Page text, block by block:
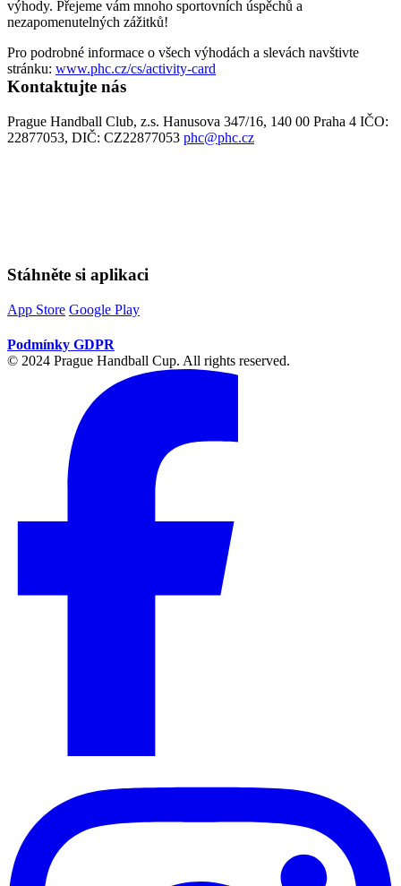
výhody. Přejeme vám mnoho sportovních úspěchů a
nezapomenutelných zážitků!​
Pro podrobné informace o všech výhodách a slevách navštivte
stránku: www.phc.cz/cs/activity-card
Kontaktujte nás
Prague Handball Club, z.s. Hanusova 347/16, 140 00 Praha 4 IČO:
22877053, DIČ: CZ22877053 phc@phc.cz
Stáhněte si aplikaci
App Store Google Play
Podmínky GDPR
© 2024 Prague Handball Cup. All rights reserved.